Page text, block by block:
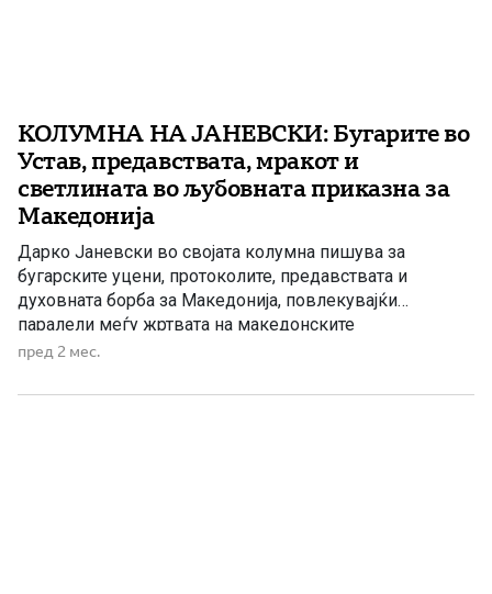
КОЛУМНА НА ЈАНЕВСКИ: Бугарите во
Устав, предавствата, мракот и
светлината во љубовната приказна за
Македонија
Дарко Јаневски во својата колумна пишува за
бугарските уцени, протоколите, предавствата и
духовната борба за Македонија, повлекувајќи
паралели меѓу жртвата на македонските
револуционери и денешниот историски момент во кој
пред 2 мес.